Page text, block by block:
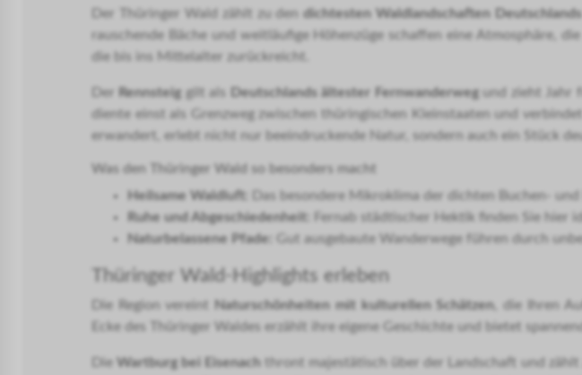
Der Thüringer Wald zählt zu dendichtesten Waldlandschaften Deutschlands
rauschende Bäche und weitläufige Höhenzüge schaffen eine Atmosphäre,
die bis ins Mittelalter zurückreicht.
Der Rennsteig gilt als Deutschlands ältester Fernwanderwegund zieht Jahr
diente einst als Grenzweg zwischen thüringischen Kleinstaaten und
erwandert, erlebt nicht nur beeindruckende Natur, sondern auch ein Stück
Was den Thüringer Wald so besonders macht
Heilsame Waldluft:
Das besondere Mikroklima der dichten Buchen-
Ruhe und Abgeschiedenheit:
Fernab städtischer Hektik finden Sie hier
Naturbelassene Pfade:
Gut ausgebaute Wanderwege führen durch
Thüringer Wald-Highlights erleben
Die Region vereint Naturschönheiten mit kulturellen Schätzen, die Ihren
Ecke des Thüringer Waldes erzählt ihre eigene Geschichte und bietet
Die Wartburg bei Eisenach thront majestätisch über der Landschaft und